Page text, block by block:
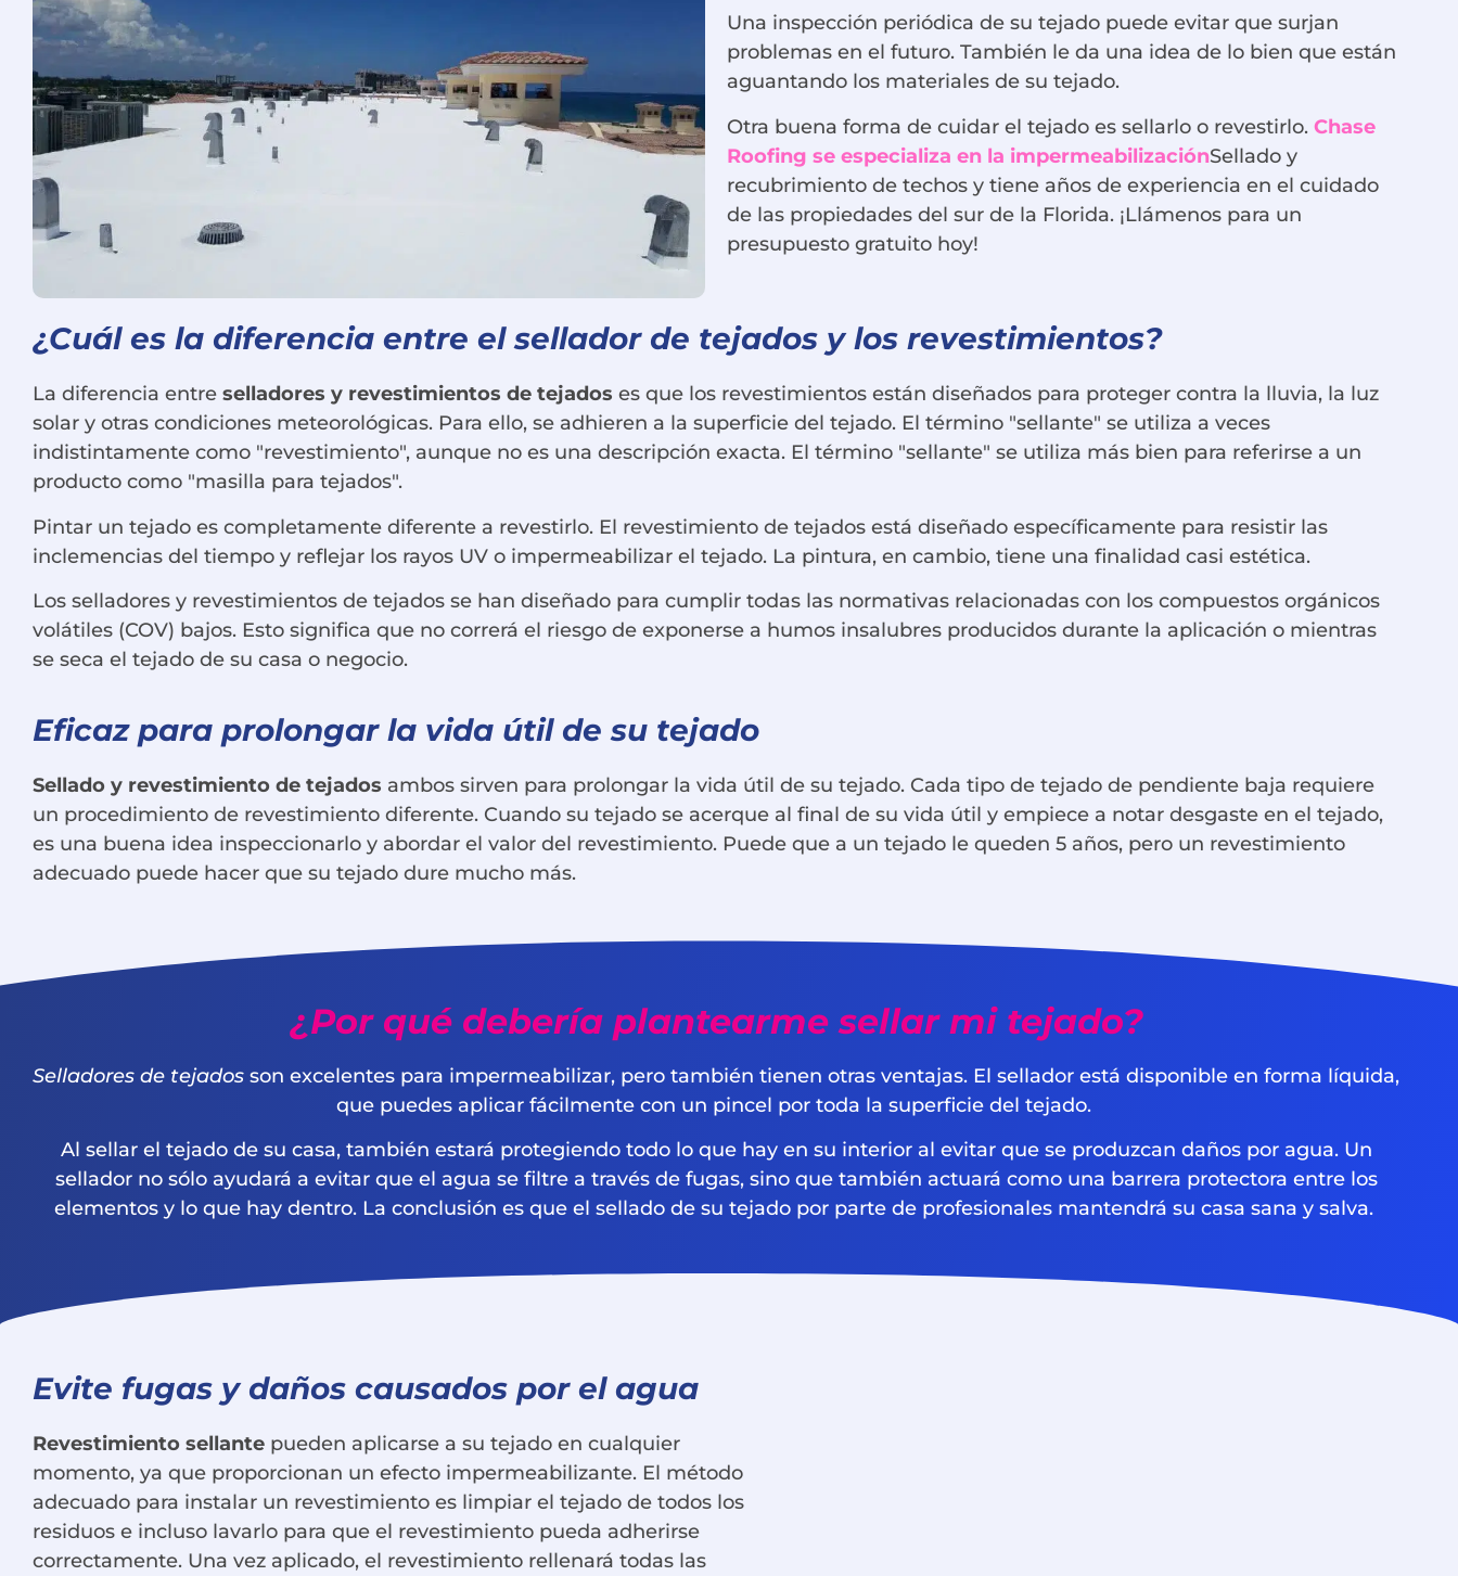
Una inspección periódica de su tejado puede evitar que surjan
problemas en el futuro. También le da una idea de lo bien que están
aguantando los materiales de su tejado.
Otra buena forma de cuidar el tejado es sellarlo o revestirlo. Chase
Roofing se especializa en la impermeabilizaciónSellado y
recubrimiento de techos y tiene años de experiencia en el cuidado
de las propiedades del sur de la Florida. ¡Llámenos para un
presupuesto gratuito hoy!
¿Cuál es la diferencia entre el sellador de tejados y los revestimientos?
La diferencia entre selladores y revestimientos de tejados es que los revestimientos están diseñados para proteger contra la lluvia, la luz
solar y otras condiciones meteorológicas. Para ello, se adhieren a la superficie del tejado. El término "sellante" se utiliza a veces
indistintamente como "revestimiento", aunque no es una descripción exacta. El término "sellante" se utiliza más bien para referirse a un
producto como "masilla para tejados".
Pintar un tejado es completamente diferente a revestirlo. El revestimiento de tejados está diseñado específicamente para resistir las
inclemencias del tiempo y reflejar los rayos UV o impermeabilizar el tejado. La pintura, en cambio, tiene una finalidad casi estética.
Los selladores y revestimientos de tejados se han diseñado para cumplir todas las normativas relacionadas con los compuestos orgánicos
volátiles (COV) bajos. Esto significa que no correrá el riesgo de exponerse a humos insalubres producidos durante la aplicación o mientras
se seca el tejado de su casa o negocio.
Eficaz para prolongar la vida útil de su tejado
Sellado y revestimiento de tejados ambos sirven para prolongar la vida útil de su tejado. Cada tipo de tejado de pendiente baja requiere
un procedimiento de revestimiento diferente. Cuando su tejado se acerque al final de su vida útil y empiece a notar desgaste en el tejado,
es una buena idea inspeccionarlo y abordar el valor del revestimiento. Puede que a un tejado le queden 5 años, pero un revestimiento
adecuado puede hacer que su tejado dure mucho más.
¿Por qué debería plantearme sellar mi tejado?
Selladores de tejados son excelentes para impermeabilizar, pero también tienen otras ventajas. El sellador está disponible en forma líquida,
que puedes aplicar fácilmente con un pincel por toda la superficie del tejado.
Al sellar el tejado de su casa, también estará protegiendo todo lo que hay en su interior al evitar que se produzcan daños por agua. Un
sellador no sólo ayudará a evitar que el agua se filtre a través de fugas, sino que también actuará como una barrera protectora entre los
elementos y lo que hay dentro. La conclusión es que el sellado de su tejado por parte de profesionales mantendrá su casa sana y salva.
Evite fugas y daños causados por el agua
Revestimiento sellante pueden aplicarse a su tejado en cualquier
momento, ya que proporcionan un efecto impermeabilizante. El método
adecuado para instalar un revestimiento es limpiar el tejado de todos los
residuos e incluso lavarlo para que el revestimiento pueda adherirse
correctamente. Una vez aplicado, el revestimiento rellenará todas las